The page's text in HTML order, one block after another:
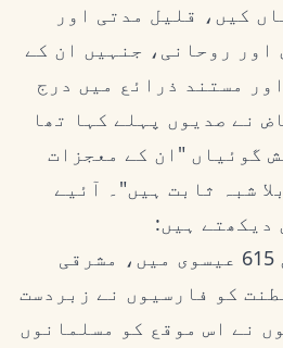
کیں، قلیل مدتی اور
اور روحانی، جنہیں ان کے
مستند ذرائع میں درج
نے صدیوں پہلے کہا تھا
گوئیاں "ان کے معجزات
شبہ ثابت ہیں"۔ آئیے
دیکھتے ہیں:
رومیوں کی شکست: سن 615 عیسوی میں، مشرقی
کو فارسیوں نے زبردست
نے اس موقع کو مسلمانوں